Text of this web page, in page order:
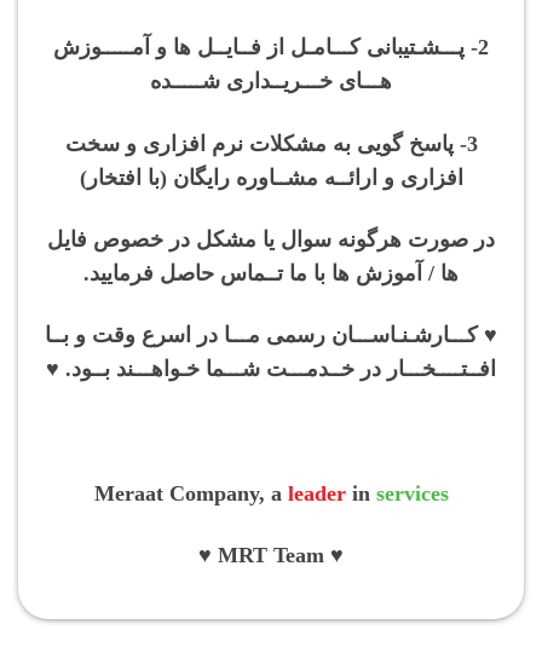
2- پـــشـتیبانی کـــامـل از فــایــل ها و آمـــــوزش
هـــای خـــریــداری شـــــده
3- پاسخ گویی به مشکلات نرم افزاری و سخت
افزاری و ارائــه مشــاوره رایگان (با افتخار)
در صورت هرگونه سوال یا مشکل در خصوص فایل
ها / آموزش ها با ما تــماس حاصل فرمایید.
♥ کـــارشـنـاســـان رسمی مـــا در اسرع وقت و بــا
افــتــــخـــار در خــدمـــت شـــما خـواهـــند بــود. ♥
Meraat Company, a leaderin services
♥ MRT Team ♥